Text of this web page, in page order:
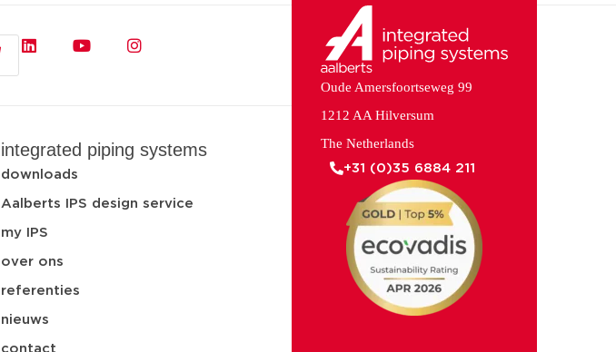
integrated piping systems
downloads
Aalberts IPS design service
my IPS
over ons
referenties
nieuws
contact
Oude Amersfoortseweg 99
1212 AA Hilversum
The Netherlands
+31 (0)35 6884 211